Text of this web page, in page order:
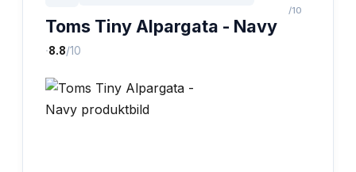
Toms Tiny Alpargata - Navy
·8.8/10
/10